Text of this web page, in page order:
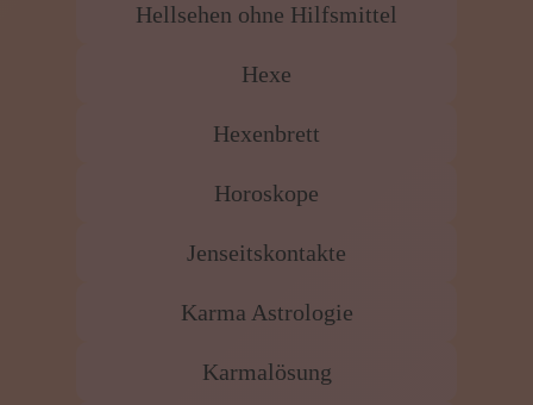
Hellsehen ohne Hilfsmittel
Hexe
Hexenbrett
Horoskope
Jenseitskontakte
Karma Astrologie
Karmalösung